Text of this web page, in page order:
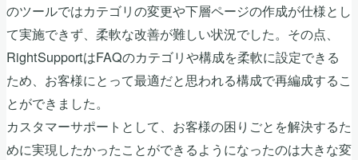
のツールではカテゴリの変更や下層ページの作成が仕様とし
て実施できず、柔軟な改善が難しい状況でした。その点、
RightSupportはFAQのカテゴリや構成を柔軟に設定できる
ため、お客様にとって最適だと思われる構成で再編成するこ
とができました。
カスタマーサポートとして、お客様の困りごとを解決するた
めに実現したかったことができるようになったのは大きな変